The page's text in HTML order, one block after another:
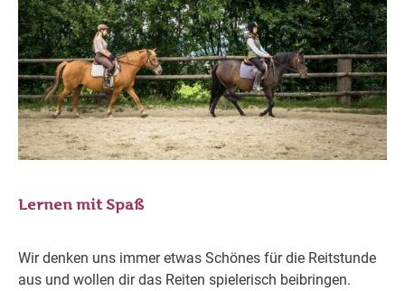
Lernen mit Spaß
Wir denken uns immer etwas Schönes für die Reitstunde
aus und wollen dir das Reiten spielerisch beibringen.